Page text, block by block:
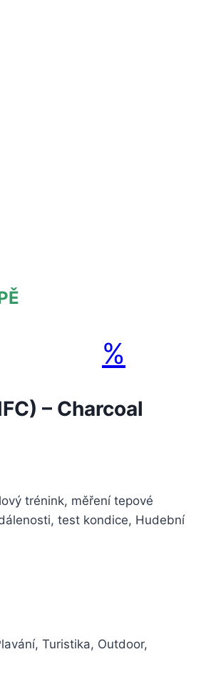
%
– Charcoal
trénink, měření tepové
test kondice, Hudební
Turistika, Outdoor,